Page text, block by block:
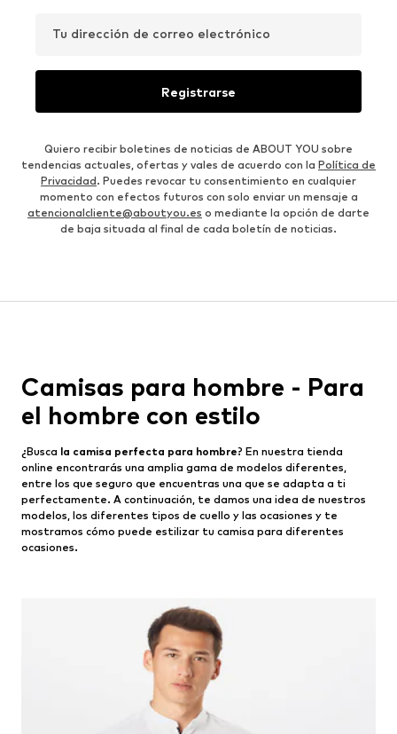
Tu dirección de correo electrónico
Registrarse
Quiero recibir boletines de noticias de ABOUT YOU sobre
tendencias actuales, ofertas y vales de acuerdo con la Política de
Privacidad. Puedes revocar tu consentimiento en cualquier
momento con efectos futuros con solo enviar un mensaje a
atencionalcliente@aboutyou.es o mediante la opción de darte
de baja situada al final de cada boletín de noticias.
Camisas para hombre - Para
el hombre con estilo
¿Busca la camisa perfecta para hombre? En nuestra tienda
online encontrarás una amplia gama de modelos diferentes,
entre los que seguro que encuentras una que se adapta a ti
perfectamente. A continuación, te damos una idea de nuestros
modelos, los diferentes tipos de cuello y las ocasiones y te
mostramos cómo puede estilizar tu camisa para diferentes
ocasiones.